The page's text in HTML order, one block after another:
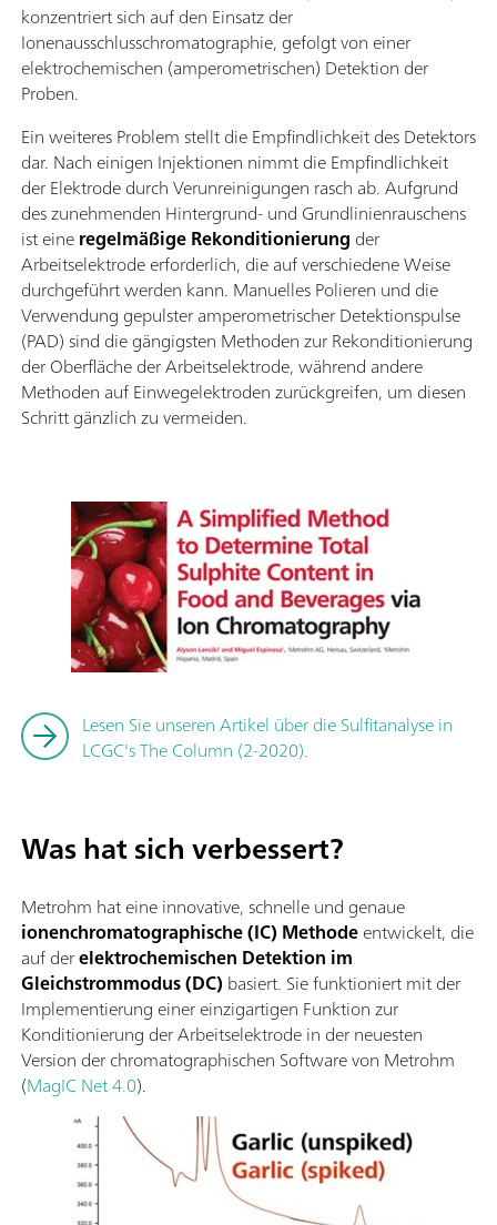
konzentriert sich auf den Einsatz der
Ionenausschlusschromatographie, gefolgt von einer
elektrochemischen (amperometrischen) Detektion der
Proben.
Ein weiteres Problem stellt die Empfindlichkeit des Detektors
dar. Nach einigen Injektionen nimmt die Empfindlichkeit
der Elektrode durch Verunreinigungen rasch ab. Aufgrund
des zunehmenden Hintergrund- und Grundlinienrauschens
ist eineregelmäßige Rekonditionierung der
Arbeitselektrode erforderlich, die auf verschiedene Weise
durchgeführt werden kann. Manuelles Polieren und die
Verwendung gepulster amperometrischer Detektionspulse
(PAD) sind die gängigsten Methoden zur Rekonditionierung
der Oberfläche der Arbeitselektrode, während andere
Methoden auf Einwegelektroden zurückgreifen, um diesen
Schritt gänzlich zu vermeiden.
Lesen Sie unseren Artikel über die Sulfitanalyse in
LCGC's The Column (2-2020).
Was hat sich verbessert?
Metrohm hat eine innovative, schnelle und genaue
ionenchromatographische (IC) Methodeentwickelt, die
auf derelektrochemischen Detektion im
Gleichstrommodus (DC) basiert. Sie funktioniert mit der
Implementierung einer einzigartigen Funktion zur
Konditionierung der Arbeitselektrode in der neuesten
Version der chromatographischen Software von Metrohm
(MagIC Net 4.0).